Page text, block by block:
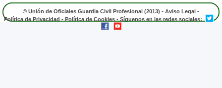
© Unión de Oficiales Guardia Civil Profesional (2013) - Aviso Legal -
Política de Privacidad - Política de Cookies - Síguenos en las redes sociales: